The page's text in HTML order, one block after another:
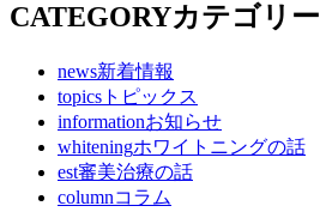
CATEGORYカテゴリー
news新着情報
topics トピックス
informationお知らせ
whiteningホワイトニングの話
est審美治療の話
columnコラム